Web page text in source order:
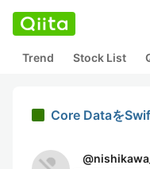
Trend Stock List
Core Dataを
@